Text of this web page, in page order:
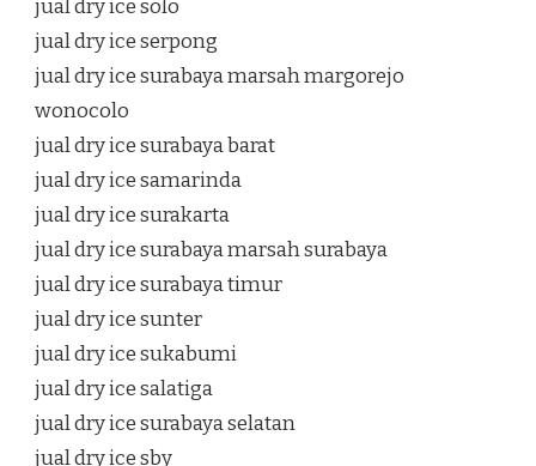
jual dry ice solo
jual dry ice serpong
jual dry ice surabaya marsah margorejo
wonocolo
jual dry ice surabaya barat
jual dry ice samarinda
jual dry ice surakarta
jual dry ice surabaya marsah surabaya
jual dry ice surabaya timur
jual dry ice sunter
jual dry ice sukabumi
jual dry ice salatiga
jual dry ice surabaya selatan
jual dry ice sby